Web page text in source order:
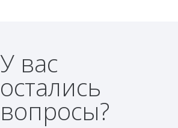
У вас
остались
вопросы?